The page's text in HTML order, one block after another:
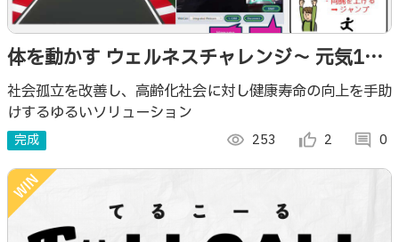
体を動かす ウェルネスチャレンジ～ 元気100
歳、健康寿命UP! ～
社会孤立を改善し、高齢化社会に対し健康寿命の向上を手助
けするゆるいソリューション
完成 visibility 253 thumb_up_alt 2 comment 0